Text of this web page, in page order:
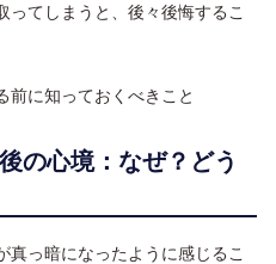
てしまうと、後々後悔するこ
前に知っておくべきこと
の心境：なぜ？どう
真っ暗になったように感じるこ